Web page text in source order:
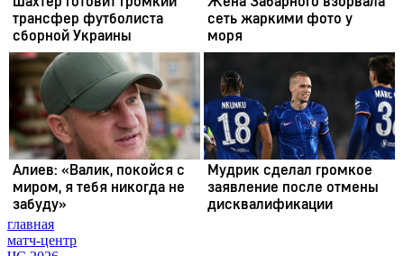
главная
матч-центр